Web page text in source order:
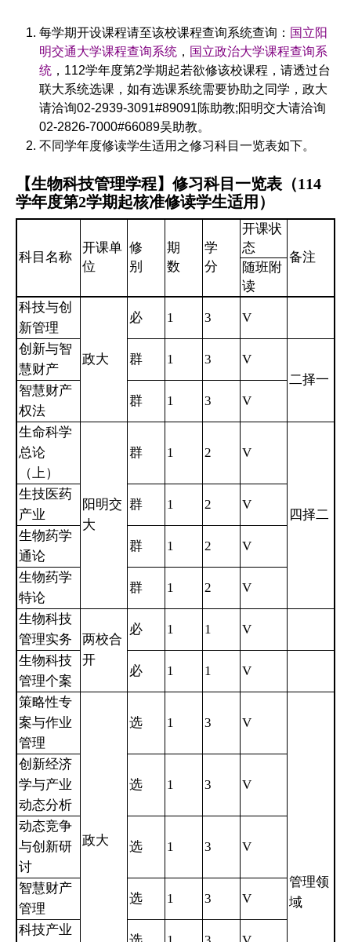
每学期开设课程请至该校课程查询系统查询： 国立阳
明交通大学课程查询系统 ， 国立政治大学课程查询系
统 ，112学年度第2学期起若欲修该校课程，请透过台
联大系统选课，如有选课系统需要协助之同学，政大
请洽询02-2939-3091#89091陈助教;阳明交大请洽询
02-2826-7000#66089吴助教。
不同学年度修读学生适用之修习科目一览表如下。
【生物科技管理学程】修习科目一览表 （114
学年度第2学期起核准修读学生适用）
科目名称
开课单
位
修
别
期
数
学
分
开课状
态
备注
随班附
读
科技与创
新管理
政大
必 1 3 V
创新与智
慧财产
群 1 3
V
二择一
智慧财产
权法
群 1 3 V
生命科学
总论
（上）
阳明交
大
群 1 2 V
四择二
生技医药
产业
群 1 2 V
生物药学
通论
群 1 2 V
生物药学
特论
群 1 2 V
生物科技
管理实务
两校合
开
必 1 1 V
生物科技
管理个案
必 1 1 V
策略性专
案与作业
管理
政大
选 1 3 V
管理领
域
创新经济
学与产业
动态分析
选 1 3 V
动态竞争
与创新研
讨
选 1 3 V
智慧财产
管理
选 1 3 V
科技产业